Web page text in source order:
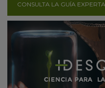
CONSULTA LA GUÍA EXPERTA